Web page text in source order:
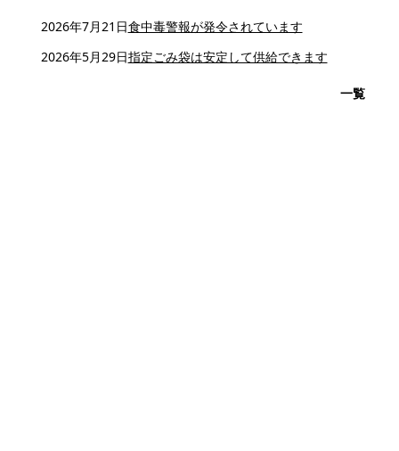
2026年7月21日食中毒警報が発令されています
2026年5月29日指定ごみ袋は安定して供給できます
一覧